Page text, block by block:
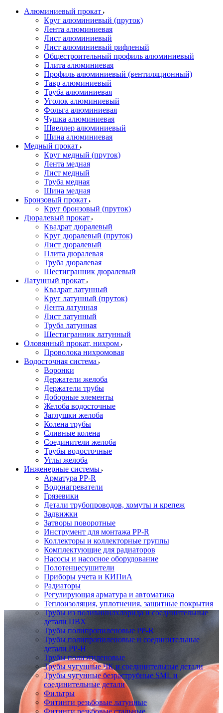
Алюминиевый прокат
Круг алюминиевый (пруток)
Лента алюминиевая
Лист алюминиевый
Лист алюминиевый рифленый
Общестроительный профиль алюминиевый
Плита алюминиевая
Профиль алюминиевый (вентиляционный)
Тавр алюминиевый
Труба алюминиевая
Уголок алюминиевый
Фольга алюминиевая
Чушка алюминиевая
Швеллер алюминиевый
Шина алюминиевая
Медный прокат
Круг медный (пруток)
Лента медная
Лист медный
Труба медная
Шина медная
Бронзовый прокат
Круг бронзовый (пруток)
Дюралевый прокат
Квадрат дюралевый
Круг дюралевый (пруток)
Лист дюралевый
Плита дюралевая
Труба дюралевая
Шестигранник дюралевый
Латунный прокат
Квадрат латунный
Круг латунный (пруток)
Лента латунная
Лист латунный
Труба латунная
Шестигранник латунный
Оловянный прокат, нихром
Проволока нихромовая
Водосточная система
Воронки
Держатели желоба
Держатели трубы
Доборные элементы
Желоба водосточные
Заглушки желоба
Колена трубы
Сливные колена
Соединители желоба
Трубы водосточные
Углы желоба
Инженерные системы
Арматура PP-R
Водонагреватели
Грязевики
Детали трубопроводов, хомуты и крепеж
Задвижки
Затворы поворотные
Инструмент для монтажа PP-R
Коллекторы и коллекторные группы
Комплектующие для радиаторов
Насосы и насосное оборудование
Полотенцесушители
Приборы учета и КИПиА
Радиаторы
Регулирующая арматура и автоматика
Теплоизоляция, уплотнения, защитные покрытия
Трубы из поливинилхлорида и соединительные
детали ПВХ
Трубы полипропиленовые PP-R
Трубы полипропиленовые и соединительные
детали PP-H
Трубы полиэтиленовые
Трубы чугунные ЧК и соединительные детали
Трубы чугунные безраструбные SML и
соединительные детали
Фильтры
Фитинги резьбовые латунные
Фитинги резьбовые стальные